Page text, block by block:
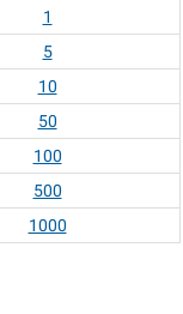
1
5
10
50
100
500
1000